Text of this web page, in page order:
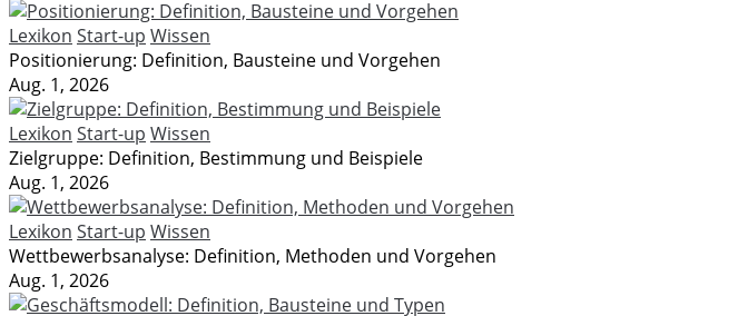
Lexikon Start-up Wissen
Positionierung: Definition, Bausteine und Vorgehen
Aug. 1, 2026
Lexikon Start-up Wissen
Zielgruppe: Definition, Bestimmung und Beispiele
Aug. 1, 2026
Lexikon Start-up Wissen
Wettbewerbsanalyse: Definition, Methoden und Vorgehen
Aug. 1, 2026